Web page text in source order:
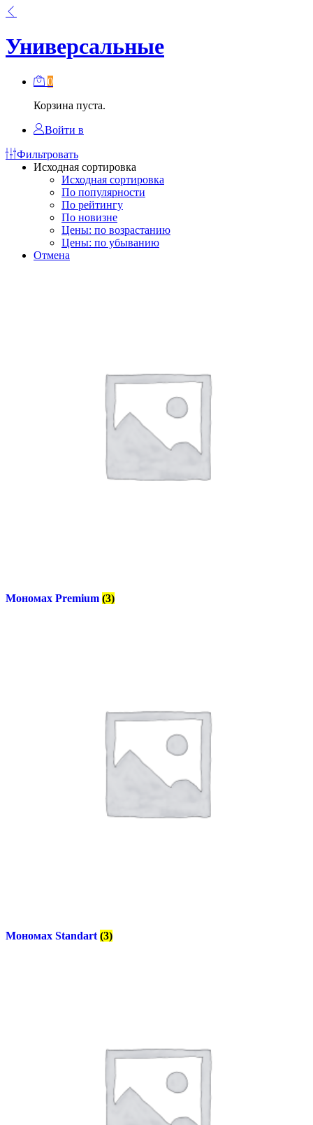
Универсальные
0
Корзина пуста.
Войти в
Фильтровать
Исходная сортировка
Исходная сортировка
По популярности
По рейтингу
По новизне
Цены: по возрастанию
Цены: по убыванию
Отмена
Мономах Premium (3)
Мономах Standart (3)